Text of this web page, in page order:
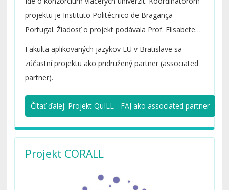
projektu je Instituto Politécnico de Bragança-
Portugal. Žiadosť o projekt podávala Prof. Elisabete
Mendes Silva, Head of the Department of Foreign
Languages, School of Education.
Fakulta aplikovaných jazykov EU v Bratislave sa
zúčastní projektu ako pridružený partner (associated
partner).
Čítať ďalej: Projekt QuILL - FAJ ako associated partner
Projekt CORALL